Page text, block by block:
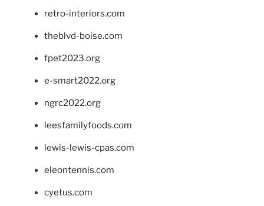
retro-interiors.com
theblvd-boise.com
fpet2023.org
e-smart2022.org
ngrc2022.org
leesfamilyfoods.com
lewis-lewis-cpas.com
eleontennis.com
cyetus.com